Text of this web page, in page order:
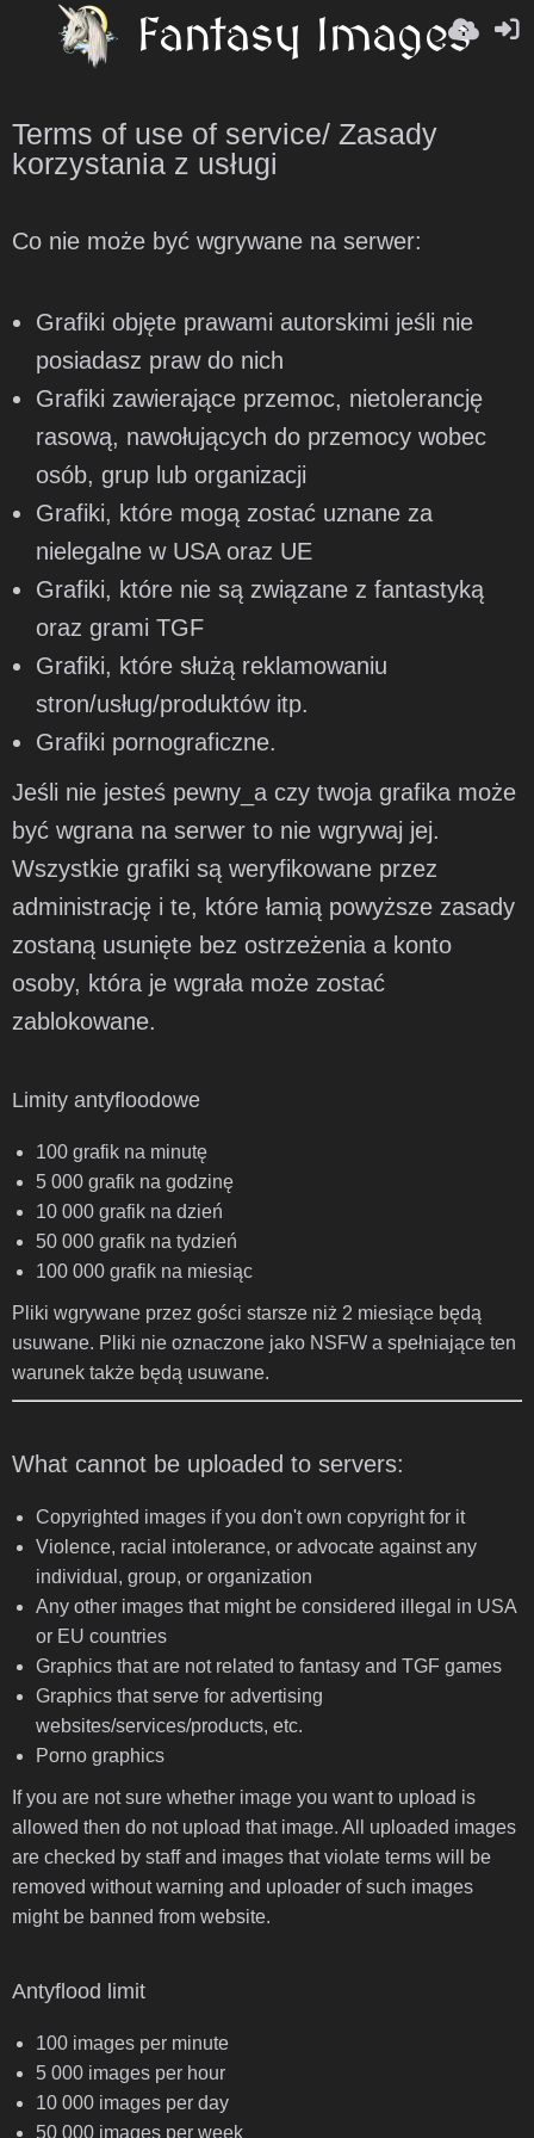
Terms of use of service/ Zasady
korzystania z usługi
Co nie może być wgrywane na serwer:
Grafiki objęte prawami autorskimi jeśli nie
posiadasz praw do nich
Grafiki zawierające przemoc, nietolerancję
rasową, nawołujących do przemocy wobec
osób, grup lub organizacji
Grafiki, które mogą zostać uznane za
nielegalne w USA oraz UE
Grafiki, które nie są związane z fantastyką
oraz grami TGF
Grafiki, które służą reklamowaniu
stron/usług/produktów itp.
Grafiki pornograficzne.
Jeśli nie jesteś pewny_a czy twoja grafika może
być wgrana na serwer to nie wgrywaj jej.
Wszystkie grafiki są weryfikowane przez
administrację i te, które łamią powyższe zasady
zostaną usunięte bez ostrzeżenia a konto
osoby, która je wgrała może zostać
zablokowane.
Limity antyfloodowe
100 grafik na minutę
5 000 grafik na godzinę
10 000 grafik na dzień
50 000 grafik na tydzień
100 000 grafik na miesiąc
Pliki wgrywane przez gości starsze niż 2 miesiące będą
usuwane. Pliki nie oznaczone jako NSFW a spełniające ten
warunek także będą usuwane.
What cannot be uploaded to servers:
Copyrighted images if you don't own copyright for it
Violence, racial intolerance, or advocate against any
individual, group, or organization
Any other images that might be considered illegal in USA
or EU countries
Graphics that are not related to fantasy and TGF games
Graphics that serve for advertising
websites/services/products, etc.
Porno graphics
If you are not sure whether image you want to upload is
allowed then do not upload that image. All uploaded images
are checked by staff and images that violate terms will be
removed without warning and uploader of such images
might be banned from website.
Antyflood limit
100 images per minute
5 000 images per hour
10 000 images per day
50 000 images per week